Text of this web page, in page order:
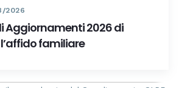
2026
Aggiornamenti 2026 di
familiare